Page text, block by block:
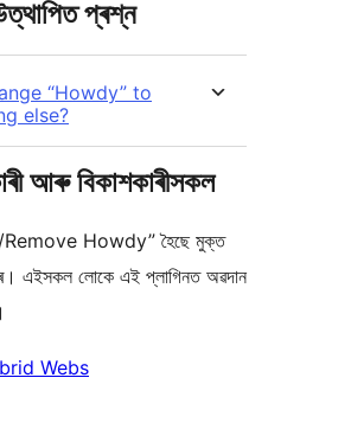
প্ৰশ্ন
“Howdy” to
else?
আৰু বিকাশকাৰীসকল
Howdy” হৈছে মুক্ত
এইসকল লোকে এই প্লাগিনত অৱদান
Webs